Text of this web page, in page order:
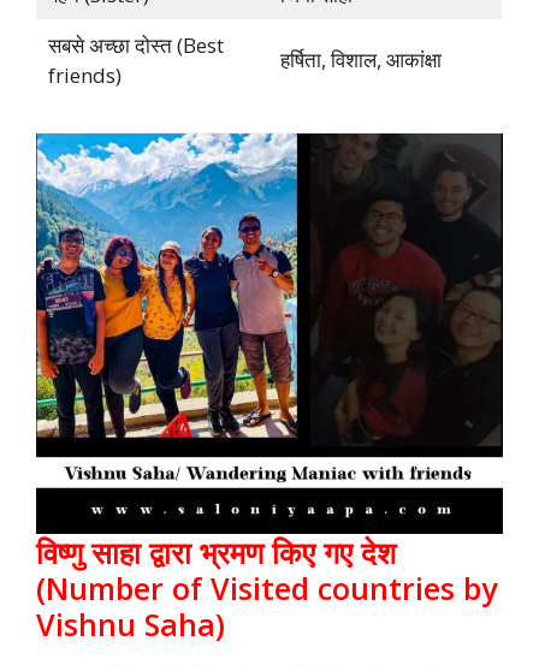
सबसे अच्छा दोस्त (Best
friends)
हर्षिता, विशाल, आकांक्षा
विष्णु साहा द्वारा भ्रमण किए गए देश
(Number of Visited countries by
Vishnu Saha)